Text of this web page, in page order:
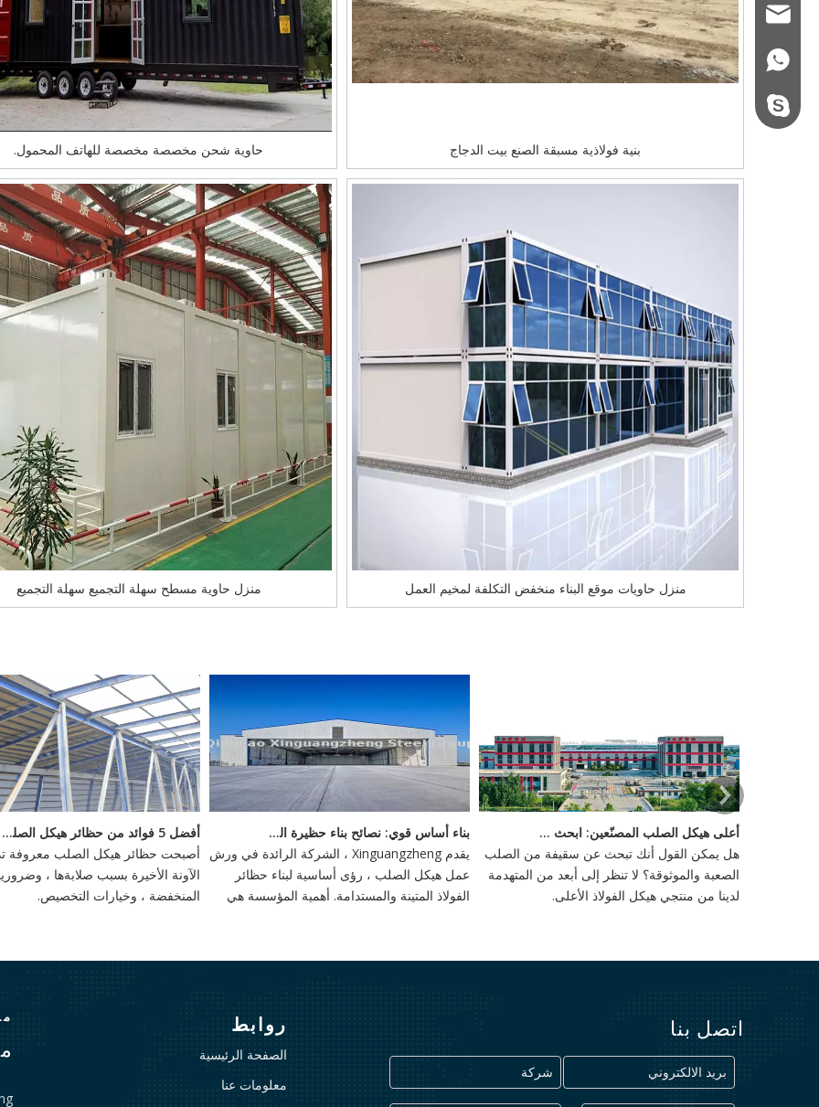
بنية فولاذية مسبقة الصنع بيت الدجاج حاوية شحن مخصصة مخصصة للهاتف المحمول.
منزل حاويات موقع البناء منخفض التكلفة لمخيم العمل منزل حاوية مسطح سهلة التجميع سهلة التجميع
أفضل 5 فوائد من حظائر هيكل الصلب - استثمار دائم
أصبحت حظائر هيكل الصلب معروفة
الآونة الأخيرة بسبب صلابةها ،
المنخفضة ، وخيارات التخصيص.
بناء أساس قوي: نصائح بناء حظيرة الصلب
يقدم Xinguangzheng ، الشركة الرائدة في ورش
عمل هيكل الصلب ، رؤى أساسية لبناء حظائر
الفولاذ المتينة والمستدامة. أهمية المؤسسة هي
القوى الخارجية.
أعلى هيكل الصلب المصنّعين: ابحث عن سقيفك المثالي للبيع
هل يمكن القول أنك تبحث عن سقيفة من الصلب
الصعبة والموثوقة؟ لا تنظر إلى أبعد من المتهدمة
لدينا من منتجي هيكل الفولاذ الأعلى.
<
+86 -
روابط
الصفحة الرئيسية
معلومات عنا
اتصل بنا